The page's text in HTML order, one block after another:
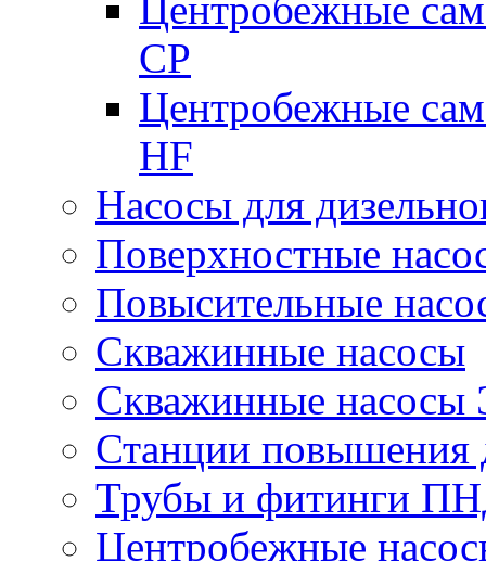
CP
Центробежные
HF
Насосы для
Поверхностные
Повысительные
Скважинные насосы
Скважинные
Станции повышения
Трубы и фитинги
Центробежные